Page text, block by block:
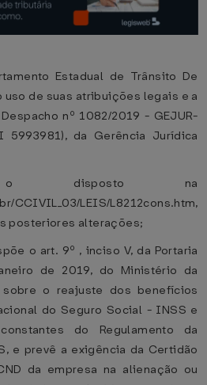
Estadual de Trânsito De
uso de suas atribuições legais e a
nº 1082/2019 - GEJUR-
5993981), da Gerência Jurídica
o disposto na
CCIVIL_03/LEIS/L8212cons.htm,
posteriores alterações;
o art. 9º , inciso V, da Portaria
de 2019, do Ministério da
sobre o reajuste dos benefícios
do Seguro Social - INSS e
do Regulamento da
e prevê a exigência da Certidão
da empresa na alienação ou